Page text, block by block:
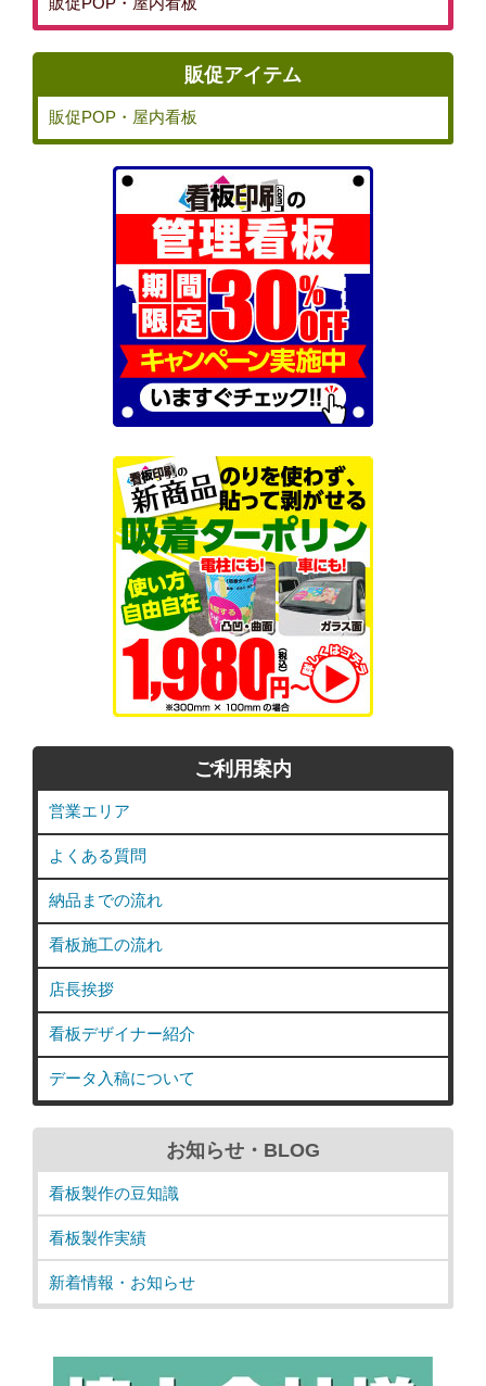
販促アイテム
販促POP・屋内看板
ご利用案内
営業エリア
よくある質問
納品までの流れ
看板施工の流れ
店長挨拶
看板デザイナー紹介
データ入稿について
お知らせ・BLOG
看板製作の豆知識
看板製作実績
新着情報・お知らせ